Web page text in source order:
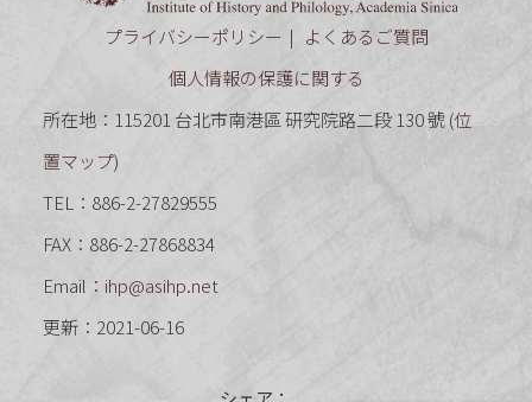
プライバシーポリシー
よくあるご質問
個人情報の保護に関する
所在地：115201 台北市南港區 研究院路二段 130 號 (位
置マップ)
TEL：886-2-27829555
FAX：886-2-27868834
Email： ihp@asihp.net
更新：2021-06-16